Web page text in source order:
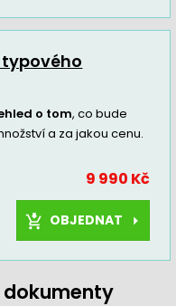
typového
o tom, co bude
a za jakou cenu.
9 990 Kč
OBJEDNAT
dokumenty